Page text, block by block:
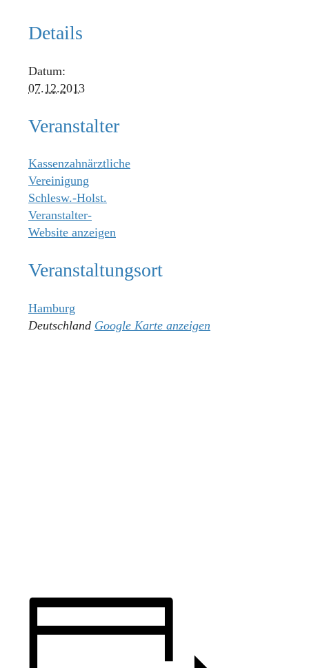
Details
Datum:
07.12.2013
Veranstalter
Kassenzahnärztliche
Vereinigung
Schlesw.-Holst.
Veranstalter-
Website anzeigen
Veranstaltungsort
Hamburg
Deutschland Google Karte anzeigen